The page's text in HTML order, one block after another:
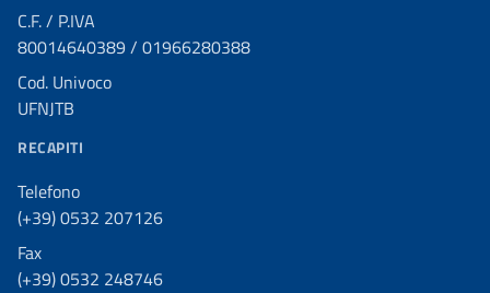
C.F. / P.IVA
80014640389 / 01966280388
Cod. Univoco
UFNJTB
RECAPITI
Telefono
(+39) 0532 207126
Fax
(+39) 0532 248746